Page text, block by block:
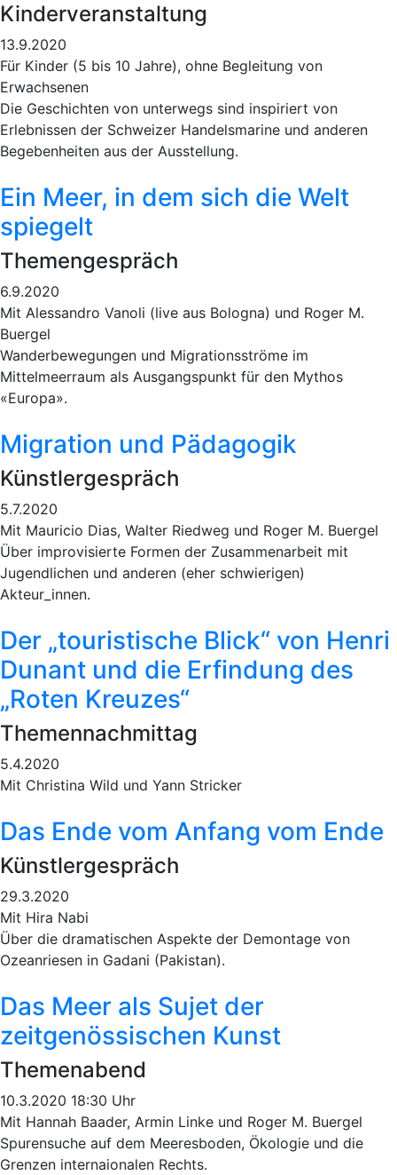
Kinderveranstaltung
13.9.2020
Für Kinder (5 bis 10 Jahre), ohne Begleitung von
Erwachsenen
Die Geschichten von unterwegs sind inspiriert von
Erlebnissen der Schweizer Handelsmarine und anderen
Begebenheiten aus der Ausstellung.
Ein Meer, in dem sich die Welt
spiegelt
Themengespräch
6.9.2020
Mit Alessandro Vanoli (live aus Bologna) und Roger M.
Buergel
Wanderbewegungen und Migrationsströme im
Mittelmeerraum als Ausgangspunkt für den Mythos
«Europa».
Migration und Pädagogik
Künstlergespräch
5.7.2020
Mit Mauricio Dias, Walter Riedweg und Roger M. Buergel
Über improvisierte Formen der Zusammenarbeit mit
Jugendlichen und anderen (eher schwierigen)
Akteur_innen.
Der „touristische Blick“ von Henri
Dunant und die Erfindung des
„Roten Kreuzes“
Themennachmittag
5.4.2020
Mit Christina Wild und Yann Stricker
Das Ende vom Anfang vom Ende
Künstlergespräch
29.3.2020
Mit Hira Nabi
Über die dramatischen Aspekte der Demontage von
Ozeanriesen in Gadani (Pakistan).
Das Meer als Sujet der
zeitgenössischen Kunst
Themenabend
10.3.2020 18:30 Uhr
Mit Hannah Baader, Armin Linke und Roger M. Buergel
Spurensuche auf dem Meeresboden, Ökologie und die
Grenzen internaionalen Rechts.